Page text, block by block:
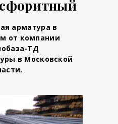
арматура в
от компании
ТД
в Московской